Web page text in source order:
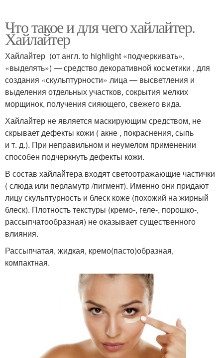
Что такое и для чего хайлайтер.
Хайлайтер
Хайлайтер (от англ. to highlight «подчеркивать»,
«выделять») — средство декоративной косметики , для
создания «скульптурности» лица — высветления и
выделения отдельных участков, сокрытия мелких
морщинок, получения сияющего, свежего вида.
Хайлайтер не является маскирующим средством, не
скрывает дефекты кожи ( акне , покраснения, сыпь
и т. д.). При неправильном и неумелом применении
способен подчеркнуть дефекты кожи.
В состав хайлайтера входят светоотражающие частички
( слюда или перламутр /пигмент). Именно они придают
лицу скульптурность и блеск коже (похожий на жирный
блеск). Плотность текстуры (кремо-, геле-, порошко-,
рассыпчатообразная) не оказывает существенного
влияния.
Рассыпчатая, жидкая, кремо(пасто)образная,
компактная.